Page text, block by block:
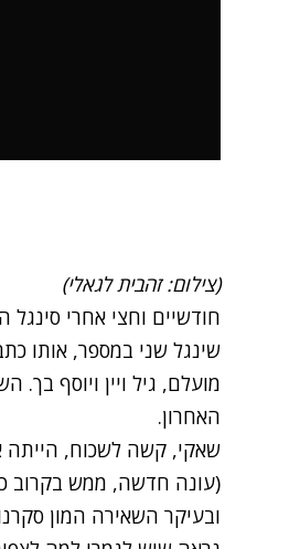
(צילום: זהבית לגאלי)
חודשיים וחצי אחרי
שינגל שני במספר, אותו
מועלם, גיל ויין ויוסף
האחרון.
שאקי, קשה לשכוח, הייתה
ובעיקר השאירה המון